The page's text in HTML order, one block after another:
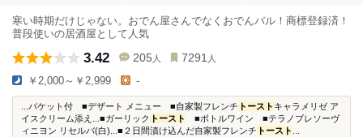
寒い時期だけじゃない。おでん屋さんでなくおでんバル！商標登録済！
普段使いの居酒屋として人気
3.42 205 人 7291 人
￥2,000～￥2,999 -
...バケット付 ■デザート メニュー ■自家製フレンチ トースト キャラメリゼ ア
イスクリーム添え...■ガーリック トースト
■ボトルワイン ■テラノブレソーヴ
ィニヨン リセルバ(白)...■２日間漬け込んだ自家製フレンチ トースト